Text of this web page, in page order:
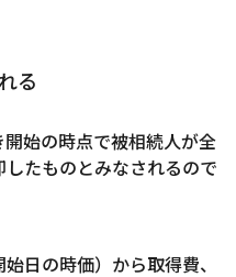
る
始の時点で被相続人が全
たものとみなされるので
日の時価）から取得費、